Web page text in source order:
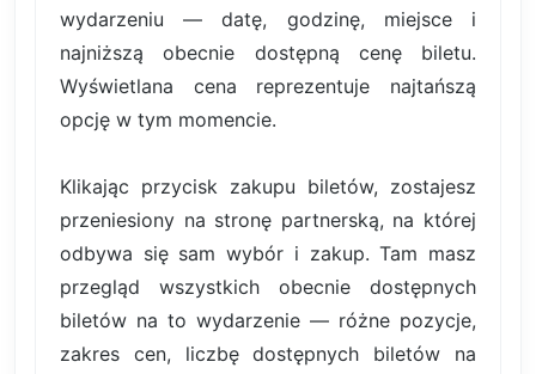
wydarzeniu — datę, godzinę, miejsce i
najniższą obecnie dostępną cenę biletu.
Wyświetlana cena reprezentuje najtańszą
opcję w tym momencie.
Klikając przycisk zakupu biletów, zostajesz
przeniesiony na stronę partnerską, na której
odbywa się sam wybór i zakup. Tam masz
przegląd wszystkich obecnie dostępnych
biletów na to wydarzenie — różne pozycje,
zakres cen, liczbę dostępnych biletów na